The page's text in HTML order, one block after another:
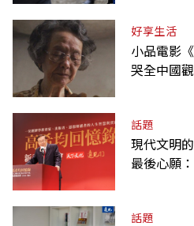
好享生活
小品電影
哭全中國
話題
現代文明
最後心願
話題